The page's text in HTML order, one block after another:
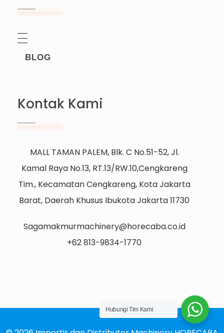
BLOG
Kontak Kami
MALL TAMAN PALEM, Blk. C No.51-52, Jl.
Kamal Raya No.13, RT.13/RW.10,Cengkareng
Tim., Kecamatan Cengkareng, Kota Jakarta
Barat, Daerah Khusus Ibukota Jakarta 11730
Sagamakmurmachinery@horecaba.co.id
+62 813-9834-1770
Hubungi Tim Kami